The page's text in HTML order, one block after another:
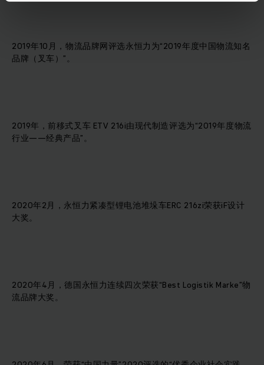
2019年10月，物流品牌网评选永恒力为“2019年度中国物流知名
品牌（叉车）”。
2019年，前移式叉车 ETV 216i由现代制造评选为“2019年度物流
行业——经典产品”。
2020年2月，永恒力紧凑型锂电池堆垛车ERC 216zi荣获iF设计
大奖。
2020年4月，德国永恒力连续四次荣获“Best Logistik Marke”物
流品牌大奖。